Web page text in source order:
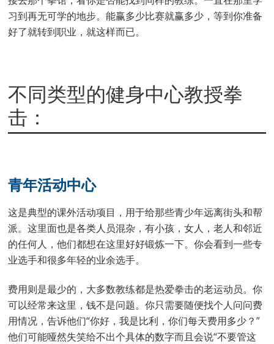
习到再无可学的地步。能赢多少比赛就赢多少，等到你准备
好了就转到职业，就这样而已。
不同类型的健身中心教授拳
击：
青年活动中心
这是典型的课外活动项目，用于给那些青少年远离街头和帮
派。这里面也是各类人员混杂，有小孩，女人，老人和邻近
的任何人，他们都想在这里好好锻炼一下。你会看到一些专
业选手和很多年轻的业余选手。
费用则是最少的，大多数教练都是热爱拳击的老运动员。你
可以经常来这里，钱不是问题。你只需要随便找个人问问费
用情况，告诉他们“你好，我是比利，你们每天费用多少？”
他们可能哑然失笑给不出个具体的数字而且会说“不要管这